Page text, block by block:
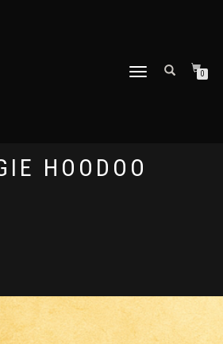
DÉPLIER
0
HOODOO